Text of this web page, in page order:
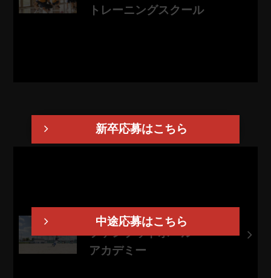
トレーニングスクール
< サッカー教室 >
ファンフットボール
アカデミー
新卒応募はこちら
中途応募はこちら